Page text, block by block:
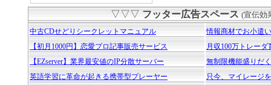
▽▽▽ フッター広告スペース (宣伝効
中古CDせどりシークレットマニュアル
情報商材でお小遣
【初月1000円】恋愛プロ記事販売サービス
月収100万トレー
【EZserver】業界最安値のIP分散サーバー
無制限機能盛りだ
英語学習に革命が起きる携帯型プレーヤー
只今、マイレージ